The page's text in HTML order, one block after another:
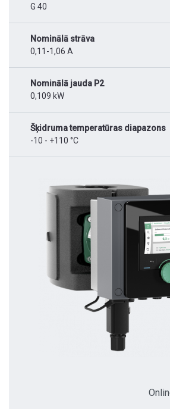
G 40
Nominālā strāva
0,11-1,06 A
Nominālā jauda P2
0,109 kW
Šķidruma temperatūras diapazons
-10 - +110 °C